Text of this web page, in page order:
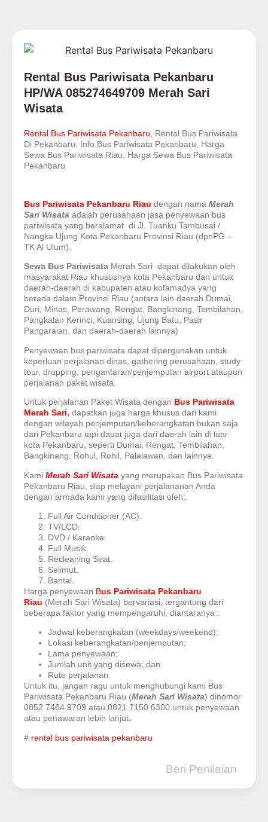
Rental Bus Pariwisata Pekanbaru
HP/WA 085274649709 Merah Sari
Wisata
Rental Bus Pariwisata Pekanbaru , Rental Bus Pariwisata
Di Pekanbaru, Info Bus Pariwisata Pekanbaru, Harga
Sewa Bus Pariwisata Riau, Harga Sewa Bus Pariwisata
Pekanbaru
Bus Pariwisata Pekanbaru Riau dengan nama Merah
Sari Wisata adalah perusahaan jasa penyewaan bus
pariwisata yang beralamat di Jl. Tuanku Tambusai /
Nangka Ujung Kota Pekanbaru Provinsi Riau (dpnPG –
TK Al Ulum).
Sewa Bus Pariwisata Merah Sari dapat dilakukan oleh
masyarakat Riau khususnya kota Pekanbaru dan untuk
daerah-daerah di kabupaten atau kotamadya yang
berada dalam Provinsi Riau (antara lain daerah Dumai,
Duri, Minas, Perawang, Rengat, Bangkinang, Tembilahan,
Pangkalan Kerinci, Kuansing, Ujung Batu, Pasir
Pangaraian, dan daerah-daerah lainnya)
Penyewaan bus pariwisata dapat dipergunakan untuk
keperluan perjalanan dinas, gathering perusahaan, study
tour, dropping, pengantaran/penjemputan airport ataupun
perjalanan paket wisata.
Untuk perjalanan Paket Wisata dengan Bus Pariwisata
Merah Sari, dapatkan juga harga khusus dari kami
dengan wilayah penjemputan/keberangkatan bukan saja
dari Pekanbaru tapi dapat juga dari daerah lain di luar
kota Pekanbaru, seperti Dumai, Rengat, Tembilahan,
Bangkinang, Rohul, Rohil, Palalawan, dan lainnya.
Kami Merah Sari Wisata yang merupakan Bus Pariwisata
Pekanbaru Riau, siap melayani perjalananan Anda
dengan armada kami yang difasilitasi oleh:
Full Air Conditioner (AC).
TV/LCD.
DVD / Karaoke.
Full Musik.
Recleaning Seat.
Selimut.
Bantal.
Harga penyewaan Bus Pariwisata Pekanbaru
Riau (Merah Sari Wisata) bervariasi, tergantung dari
beberapa faktor yang mempengaruhi, diantaranya :
Jadwal keberangkatan (weekdays/weekend);
Lokasi keberangkatan/penjemputan;
Lama penyewaan;
Jumlah unit yang disewa; dan
Rute perjalanan.
Untuk itu, jangan ragu untuk menghubungi kami Bus
Pariwisata Pekanbaru Riau (Merah Sari Wisata) dinomor
0852 7464 9709 atau 0821 7150 6300 untuk penyewaan
atau penawaran lebih lanjut.
# rental bus pariwisata pekanbaru
Beri Penilaian